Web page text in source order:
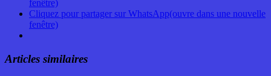
fenêtre)
Cliquez pour partager sur WhatsApp(ouvre dans une nouvelle
fenêtre)
Articles similaires